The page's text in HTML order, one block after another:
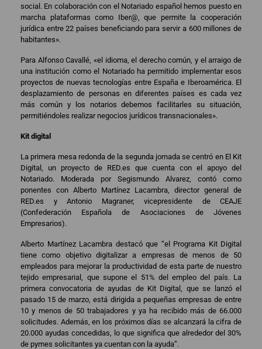
social. En colaboración con el Notariado español hemos puesto en
marcha plataformas como Iber@, que permite la cooperación
jurídica entre 22 países beneficiando para servir a 600 millones de
habitantes».
Para Alfonso Cavallé, «el idioma, el derecho común, y el arraigo de
una institución como el Notariado ha permitido implementar esos
proyectos de nuevas tecnologías entre España e Iberoamérica. El
desplazamiento de personas en diferentes países es cada vez
más común y los notarios debemos facilitarles su situación,
permitiéndoles realizar negocios jurídicos transnacionales».
Kit digital
La primera mesa redonda de la segunda jornada se centró en El Kit
Digital, un proyecto de RED.es que cuenta con el apoyo del
Notariado. Moderada por Segismundo Alvarez, contó como
ponentes con Alberto Martínez Lacambra, director general de
RED.es y Antonio Magraner, vicepresidente de CEAJE
(Confederación Española de Asociaciones de Jóvenes
Empresarios).
Alberto Martínez Lacambra destacó que “el Programa Kit Digital
tiene como objetivo digitalizar a empresas de menos de 50
empleados para mejorar la productividad de esta parte de nuestro
tejido empresarial, que supone el 51% del empleo del país. La
primera convocatoria de ayudas de Kit Digital, que se lanzó el
pasado 15 de marzo, está dirigida a pequeñas empresas de entre
10 y menos de 50 trabajadores y ya ha recibido más de 66.000
solicitudes. Además, en los próximos días se alcanzará la cifra de
20.000 ayudas concedidas, lo que significa que alrededor del 30%
de pymes solicitantes ya cuentan con la ayuda”.